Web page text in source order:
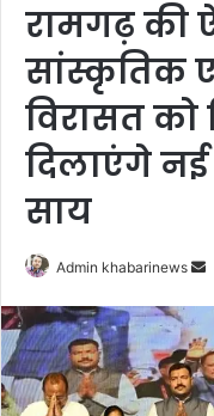
रामगढ़ की
सांस्कृतिक
विरासत को
दिलाएंगे
साय
Admin khabarinews